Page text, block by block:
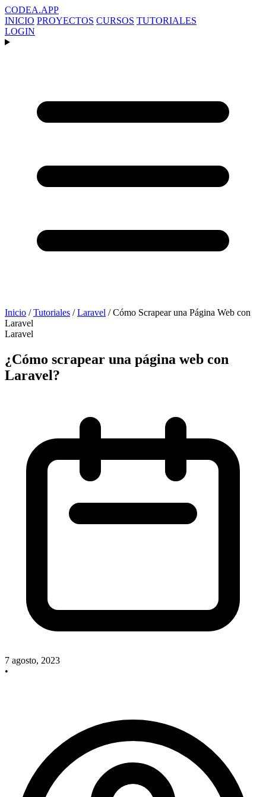
CODEA.APP
INICIO PROYECTOS CURSOS TUTORIALES
LOGIN
Inicio / Tutoriales / Laravel / Cómo Scrapear una Página Web con
Laravel
Laravel
¿Cómo scrapear una página web con
Laravel?
7 agosto, 2023
•